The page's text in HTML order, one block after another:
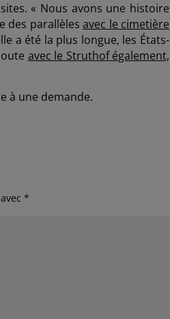
« Nous avons une histoire
des parallèlesavec le cimetière
a été la plus longue, les États-
avec le Struthof également,
à une demande.
*